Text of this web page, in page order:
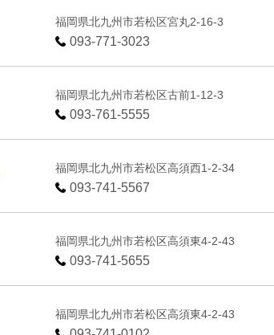
福岡県北九州市若松区宮丸2-16-3
093-771-3023
福岡県北九州市若松区古前1-12-3
093-761-5555
福岡県北九州市若松区高須西1-2-34
093-741-5567
福岡県北九州市若松区高須東4-2-43
093-741-5655
福岡県北九州市若松区高須東4-2-43